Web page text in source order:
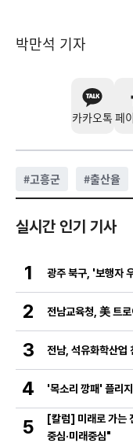
박만석 기자
카카오톡 페
#고흥군 #출산율
실시간 인기 기사
1 광주 북구, '보행자
2 전남교육청, 美 트로
3 전남, 석유화학산업
4 '목소리 깡패' 플리
5
[칼럼] 미래로 가는
중심·미래중심"